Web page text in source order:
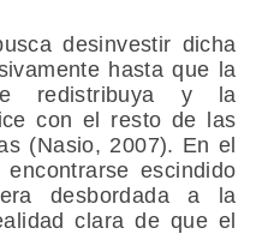
desinvestir dicha
hasta que la
redistribuya y la
con el resto de las
(Nasio, 2007). En el
escindido
desbordada a la
clara de que el